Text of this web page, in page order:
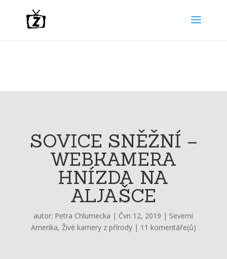
SOVICE SNĚŽNÍ –
WEBKAMERA
HNÍZDA NA
ALJAŠCE
autor: Petra Chlumecka | Čvn 12, 2019 | Severní
Amerika, Živé kamery z přírody| 11 komentáře(ů)